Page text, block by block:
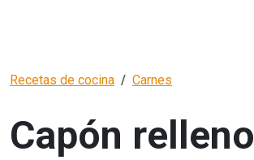
Recetas de cocina Carnes
Capón relleno